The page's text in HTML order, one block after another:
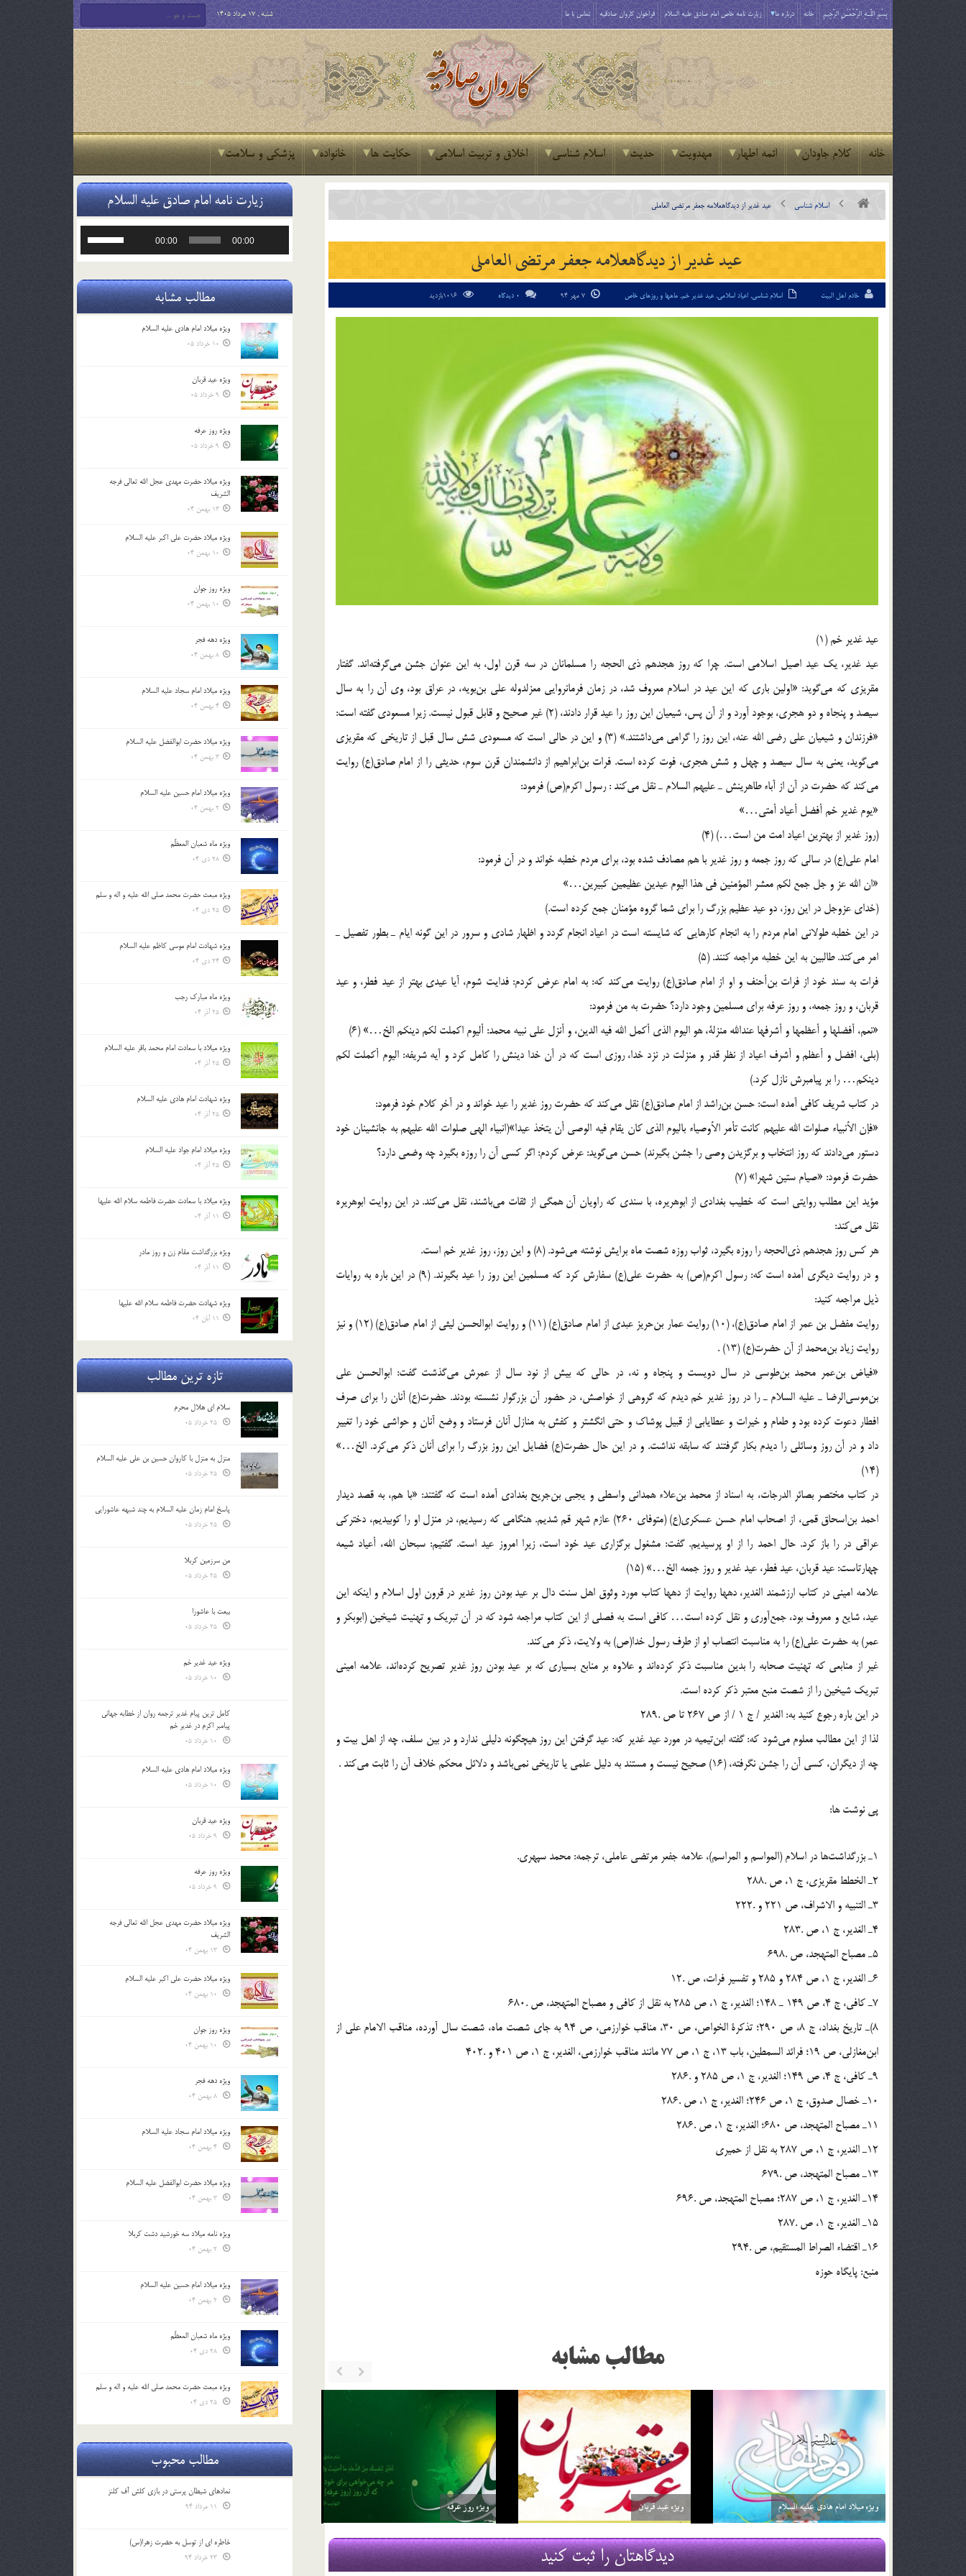
بِسْمِ اللَّـهِ الرَّحْمَـٰنِ الرَّحِيمِ خانه درباره ما زیارت نامه خاص امام صادق علیه السلام فراخوان کاروان صادقیه تماس با ما شنبه , 17 مرداد 1405
خانه کلام جاودان ائمه اطهار مهدویت حدیث اسلام شناسی اخلاق و تربیت اسلامی حکایت ها خانواده پزشکی و سلامت
اسلام شناسی عيد غدير از ديدگاه‏علامه جعفر مرتضى العاملى
عيد غدير از ديدگاه‏علامه جعفر مرتضى العاملى
خادم اهل البیت اسلام شناسی, اعیاد اسلامی,عید غدیر خم, ماهها و روزهای خاص 0 دیدگاه
عيد غدير خم (1)
عيد غدير، يك عيد اصيل اسلامى است. چرا كه روز هجدهم ذى الحجه را مسلمانان در سه قرن اول، به اين عنوان جشن مى‌گرفته‌اند. گفتار
مقريزى كه مى‌گويد: «اولين بارى كه اين عيد در اسلام معروف شد، در زمان فرمانروايى معزلدوله على بن‌بويه، در عراق بود، وى آن را به سال
سيصد و پنجاه و دو هجرى، بوجود آورد و از آن پس، شيعيان اين روز را عيد قرار دادند، (2) غير صحيح و قابل قبول نيست. زيرا مسعودى گفته است:
«فرزندان و شيعيان على رضى الله عنه، اين روز را گرامى مى‌داشتند.» (3) و اين در حالى است كه مسعودى شش سال قبل از تاريخى كه مقريزى
مى‌گويد، يعنى به سال سيصد و چهل و شش هجرى، فوت كرده است. فرات بن‌ابراهيم از دانشمندان قرن سوم، حديثى را از امام صادق(ع) روايت
مى‌كند كه حضرت در آن از آباء طاهرينش ـ عليهم السلام ـ نقل مى‌كند : رسول اكرم(ص) فرمود:
«يوم غدير خم أفضل أعياد أمتى…»
(روز غدير از بهترين اعياد امت من است…) (4)
امام على(ع) در سالى كه روز جمعه و روز غدير با هم مصادف شده بود، براى مردم خطبه خواند و در آن فرمود:
«ان الله عز و جل جمع لكم معشر المؤمنين فى هذا اليوم عيدين عظيمين كبيرين…»
(خداى عزوجل در اين روز، دو عيد عظيم بزرگ را براى شما گروه مؤمنان جمع كرده است.)
در اين خطبه طولانى امام مردم را به انجام كارهايى كه شايسته است در اعياد انجام گردد و اظهار شادى و سرور در اين گونه ايام ـ بطور تفصيل ـ
امر مى‌كند. طالبين به اين خطبه مراجعه كنند. (5)
فرات به سند خود از فرات بن‌أحنف و او از امام صادق(ع) روايت مى‌كند كه: به امام عرض كردم: فدايت شوم، آيا عيدى بهتر از عيد فطر، و عيد
قربان، و روز جمعه، و روز عرفه براى مسلمين وجود دارد؟ حضرت به من فرمود:
«نعم، أفضلها و أعظمها و أشرفها عندالله منزلة، هو اليوم الذى أكمل الله فيه الدين، و أنزل على نبيه محمد: أليوم اكملت لكم دينكم الخ…» (6)
(بلى، افضل و أعظم و أشرف اعياد از نظر قدر و منزلت در نزد خدا، روزى است كه در آن خدا دينش را كامل كرد و آيه شريفه: اليوم أكملت لكم
دينكم… را بر پيامبرش نازل كرد.)
در كتاب شريف كافى آمده است: حسن بن‌راشد از امام صادق(ع) نقل مى‌كند كه حضرت روز غدير را عيد خواند و در آخر كلام خود فرمود:
«فإن الأنبياء صلوات الله عليهم كانت تأمر الأوصياء باليوم الذى كان يقام فيه الوصي أن يتخذ عيدا»(انبياء الهى صلوات الله عليهم به جانشينان خود
دستور مى‌دادند كه روز انتخاب و برگزيدن وصى را جشن بگيرند) حسن مى‌گويد: عرض كردم: اگر كسى آن را روزه بگيرد چه وضعى دارد؟
حضرت فرمود: «صيام ستين شهرا» (7)
مؤيد اين مطلب روايتى است كه خطيب بغدادى از ابوهريره، با سندى كه راويان آن همگى از ثقات مى‌باشند، نقل مى‌كند. در اين روايت ابوهريره
نقل مى‌كند:
هر كس روز هجدهم ذى‌الحجه را روزه بگيرد، ثواب روزه شصت ماه برايش نوشته مى‌شود. (8) و اين روز، روز غدير خم است.
و در روايت ديگرى آمده است كه: رسول اكرم(ص) به حضرت على(ع) سفارش كرد كه مسلمين اين روز را عيد بگيرند. (9) در اين باره به روايات
ذيل مراجعه كنيد:
روايت مفضل بن عمر از امام صادق(ع)، (10) روايت عمار بن‌حريز عبدى از امام صادق(ع) (11) و روايت ابوالحسن ليثى از امام صادق(ع) (12) و نيز
روايت زياد بن‌محمد از آن حضرت(ع) (13) .
«فياض بن‌عمر محمد بن‌طوسى در سال دويست و پنجاه و نه، در حالى كه بيش از نود سال از عمرش مى‌گذشت گفت: ابوالحسن على
بن‌موسى‌الرضا ـ عليه السلام ـ را در روز غدير خم ديدم كه گروهى از خواصش، در حضور آن بزرگوار نشسته بودند. حضرت(ع) آنان را براى صرف
افطار دعوت كرده بود و طعام و خيرات و عطايابى از قبيل پوشاك و حتى انگشتر و كفش به منازل آنان فرستاد و وضع آنان و حواشى خود را تغيير
داد و در آن روز وسائلى را ديدم بكار گرفتند كه سابقه نداشت. و در اين حال حضرت(ع) فضايل اين روز بزرگ را براى آنان ذكر مى‌كرد. الخ…»
(14)
در كتاب مختصر بصائر الدرجات، به اسناد از محمد بن‌علاء همدانى واسطى و يجبى بن‌جريح بغدادى آمده است كه گفتند: «با هم، به قصد ديدار
احمد بن‌اسحاق قمى، از اصحاب امام حسن عسكرى(ع) (متوفاى 260) عازم شهر قم شديم. هنگامى كه رسيديم، در منزل او را كوبيديم، دختركى
عراقى در را باز كرد. حال احمد را از او پرسيديم. گفت: مشغول برگزارى عيد خود است، زيرا امروز عيد است. گفتيم: سبحان الله، أعياد شيعه
چهارتاست: عيد قربان، عيد فطر، عيد غدير و روز جمعه الخ…» (15)
علامه امينى در كتاب ارزشمند الغدير، دهها روايت از دهها كتاب مورد وثوق اهل سنت دال بر عيد بودن روز غدير در قرون اول اسلام و اينكه اين
عيد، شايع و معروف بود، جمع‌آورى و نقل كرده است… كافى است به فصلى از اين كتاب مراجعه شود كه در آن تبريك و تهنيت شيخين (ابوبكر و
عمر) به حضرت على(ع) را به مناسبت انتصاب او از طرف رسول خدا(ص) به ولايت، ذكر مى‌كند.
غير از منابعى كه تهنيت صحابه را بدين مناسبت ذكر كرده‌اند و علاوه بر منابع بسيارى كه بر عيد بودن روز غدير تصريح كرده‌اند، علامه امينى
تبريك شيخين را از شصت منبع معتبر ذكر كرده است.
در اين باره رجوع كنيد به: الغدير / ج 1 / از ص 267 تا ص .289
لذا از اين مطالب معلوم مى‌شود كه: گفته ابن‌تيميه در مورد عيد غدير كه: عيد گرفتن اين روز هيچگونه دليلى ندارد و در بين سلف، چه از اهل بيت و
چه از ديگران، كسى آن را جشن نگرفته، (16) صحيح نيست و مستند به دليل علمى يا تاريخى نمى‌باشد و دلائل محكم خلاف آن را ثابت مى‌كند .
پى نوشت ها:
1ـ بزرگداشت‌ها در اسلام (المواسم و المراسم)، علامه جفعر مرتضى عاملى، ترجمه: محمد سپهرى.
2ـ الخطط مقريزى، ج 1، ص .288
3ـ التنبيه و الاشراف، ص 221 و .222
4ـ الغدير، ج 1، ص .283
5ـ مصباح المتهجد، ص .698
6ـ الغدير، ج 1، ص 284 و 285 و تفسير فرات، ص‌ .12
7ـ كافى، ج 4، ص 149 ـ 148؛ الغدير، ج 1، ص 285 به نقل از كافى و مصباح المتهجد، ص .680
8)ـ تاريخ بغداد، ج 8، ص 290؛ تذكرة الخواص، ص 30، مناقب خوارزمى، ص 94 به جاى شصت ماه، شصت سال آورده، مناقب الامام على از
ابن‌مغازلى، ص 19؛ فرائد السمطين، باب 13، ج 1، ص 77 مانند مناقب خوارزمى، الغدير، ج 1، ص 401 و .402
9ـ كافى، ج 4، ص 149؛ الغدير، ج 1، ص 285 و .286
10ـ خصال صدوق، ج 1، ص 246؛ الغدير، ج 1، ص‌ .286
11ـ مصباح المتهجد، ص 680؛ الغدير، ج 1، ص .286
12ـ الغدير، ج 1، ص 287 به نقل از حميرى
13ـ مصباح المتهجد، ص .679
14ـ الغدير، ج 1، ص 287؛ مصباح المتهجد، ص .696
15ـ الغدير، ج 1، ص .287
16ـ اقتضاء الصراط المستقيم، ص .294
منبع: پایگاه حوزه
مطالب مشابه
ویژه میلاد حضرت مهدی عجل الله تعالی فرجه
الشريف
13 بهمن 04
ویژه میلاد حضرت علی اکبر علیه السلام
10 بهمن 04
ویژه روز جوان
10 بهمن 04
دیدگاهتان را ثبت کنید
زیارت نامه امام صادق علیه السلام
00:00
00:00
یا
صدا
کلیدهای
مطالب مشابه
ویژه میلاد امام هادی علیه السلام
10 خرداد 05
ویژه عید قربان
9 خرداد 05
ویژه روز عرفه
9 خرداد 05
ویژه میلاد حضرت مهدی عجل الله تعالی فرجه
الشريف
13 بهمن 04
ویژه میلاد حضرت علی اکبر علیه السلام
10 بهمن 04
ویژه روز جوان
10 بهمن 04
ویژه دهه فجر
8 بهمن 04
ویژه میلاد امام سجاد علیه السلام
4 بهمن 04
ویژه میلاد حضرت ابوالفضل علیه السلام
3 بهمن 04
ویژه میلاد امام حسین علیه السلام
2 بهمن 04
ویژه ماه شعبان المعظّم
28 دی 04
ویژه مبعث حضرت محمد صلی الله علیه و اله و سلم
25 دی 04
ویژه شهادت امام موسی کاظم علیه السلام
24 دی 04
ویژه ماه مبارک رجب
25 آذر 04
ویژه میلاد با سعادت امام محمد باقر علیه السلام
25 آذر 04
ویژه شهادت امام هادی علیه السلام
25 آذر 04
ویژه میلاد امام جواد علیه السلام
25 آذر 04
ویژه میلاد با سعادت حضرت فاطمه سلام الله علیها
11 آذر 04
ویژه بزرگداشت مقام زن و روز مادر
11 آذر 04
ویژه شهادت حضرت فاطمه سلام الله علیها
11 آبان 04
تازه ترین مطالب
سلام ای هلال محرم
منزل به منزل با کاروان حسین بن علی علیه السلام
پاسخ امام زمان علیه السلام به چند شبهه عاشورایی
من سرزمین کربلا
بیعت با عاشورا
ویژه عید غدیر خم
کامل ترین پیام غدیر ترجمه روان از خطابه جهانی
پیامبر اکرم در غدیر خم
ویژه میلاد امام هادی علیه السلام
ویژه عید قربان
ویژه روز عرفه
ویژه میلاد حضرت مهدی عجل الله تعالی فرجه
الشريف
ویژه میلاد حضرت علی اکبر علیه السلام
ویژه روز جوان
ویژه دهه فجر
ویژه میلاد امام سجاد علیه السلام
ویژه میلاد حضرت ابوالفضل علیه السلام
ویژه نامه میلاد سه خورشید دشت کربلا
ویژه میلاد امام حسین علیه السلام
ویژه ماه شعبان المعظّم
ویژه مبعث حضرت محمد صلی الله علیه و اله و سلم
مطالب محبوب
نمادهای شیطان پرستی در بازی کلش آف کلنز
خاطره ای از توسل به حضرت زهرا(س)